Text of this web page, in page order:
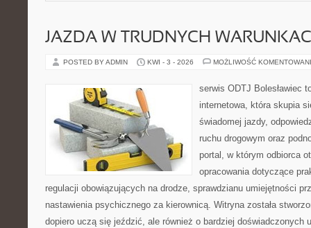
JAZDA W TRUDNYCH
POSTED BY ADMIN KWI - 3 - 2026 MOŻLIWOŚĆ
serwis ODTJ Bolesławiec
internetowa, która skupia
świadomej jazdy,
ruchu drogowym oraz
portal, w którym odbiorca
opracowania dotyczące
regulacji obowiązujących na drodze, sprawdzianu umiejętności
nastawienia psychicznego za kierownicą. Witryna została
dopiero uczą się jeździć, ale również o bardziej doświadczonych